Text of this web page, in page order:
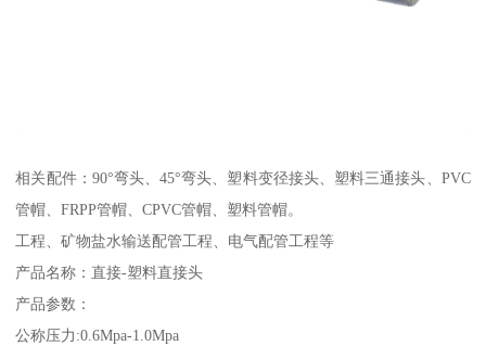
相关配件：90°弯头、45°弯头、塑料变径接头、塑料三通接头、PVC
管帽、FRPP管帽、CPVC管帽、塑料管帽。
工程、矿物盐水输送配管工程、电气配管工程等
产品名称：直接-塑料直接头
产品参数：
公称压力:0.6Mpa-1.0Mpa